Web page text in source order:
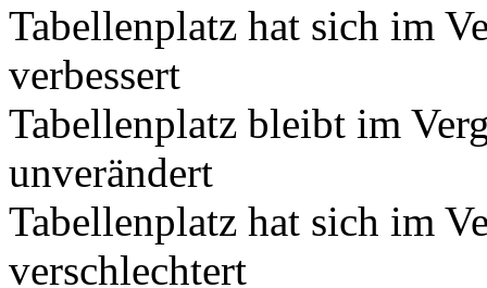
Tabellenplatz hat sich im
verbessert
Tabellenplatz bleibt im
unverändert
Tabellenplatz hat sich im
verschlechtert